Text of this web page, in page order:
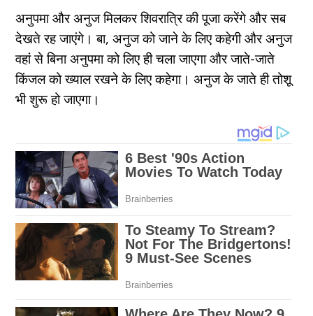
अनुपमा और अनुज मिलकर शिवरात्रि की पूजा करेंगे और सब
देखते रह जाएंगे। बा, अनुज को जाने के लिए कहेगी और अनुज
वहां से बिना अनुपमा को लिए ही चला जाएगा और जाते-जाते
किंजल को ख्याल रखने के लिए कहेगा। अनुज के जाते ही तोशू
भी शुरू हो जाएगा।